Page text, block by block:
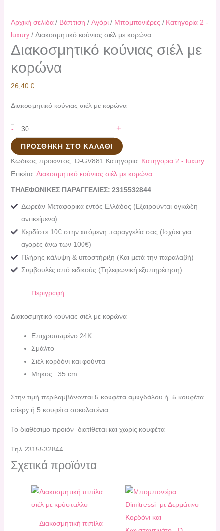
Αρχική σελίδα/ Βάπτιση / Αγόρι/ Μπομπονιέρες / Κατηγορία 2 -
luxury/ Διακοσμητικό κούνιας σιέλ με κορώνα
Διακοσμητικό κούνιας σιέλ με
κορώνα
26,40 €
Διακοσμητικό κούνιας σιέλ με κορώνα
- +
ΠΡΟΣΘΉΚΗ ΣΤΟ ΚΑΛΆΘΙ
Κωδικός προϊόντος: D-GV881 Κατηγορία: Κατηγορία 2 - luxury
Ετικέτα: Διακοσμητικό κούνιας σιέλ με κορώνα
ΤΗΛΕΦΩΝΙΚΕΣ ΠΑΡΑΓΓΕΛΙΕΣ: 2315532844
Δωρεάν Μεταφορικά εντός Ελλάδος (Εξαιρούνται ογκώδη
αντικείμενα)
Κερδίστε 10€ στην επόμενη παραγγελία σας (Ισχύει για
αγορές άνω των 100€)
Πλήρης κάλυψη & υποστήριξη (Και μετά την παραλαβή)
Συμβουλές από ειδικούς (Τηλεφωνική εξυπηρέτηση)
Περιγραφή
Διακοσμητικό κούνιας σιέλ με κορώνα
Επιχρυσωμένο 24Κ
Σμάλτο
Σιέλ κορδόνι και φούντα
Μήκος : 35 cm.
Στην τιμή περιλαμβάνονται 5 κουφέτα αμυγδάλου ή 5 κουφέτα
crispy ή 5 κουφέτα σοκολατένια
Το διαθέσιμο προιόν διατίθεται και χωρίς κουφέτα
Τηλ 2315532844
Σχετικά προϊόντα
Διακοσμητική πιπίλα